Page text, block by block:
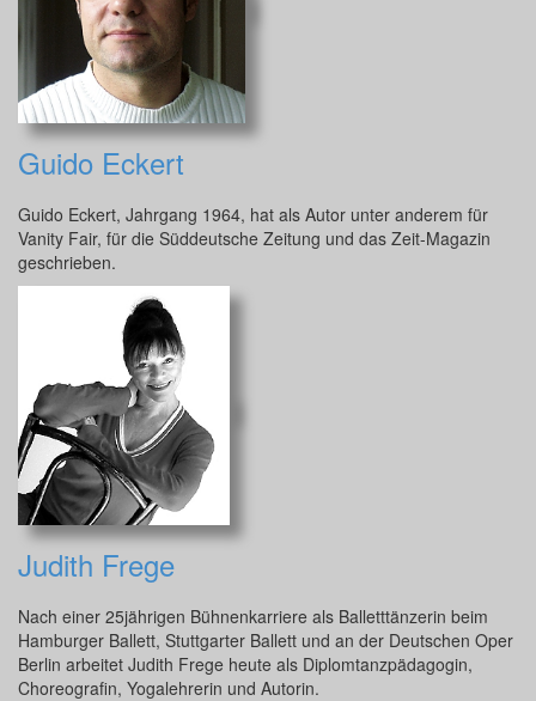
Guido Eckert
Guido Eckert, Jahrgang 1964, hat als Autor unter anderem für
Vanity Fair, für die Süddeutsche Zeitung und das Zeit-Magazin
geschrieben.
Judith Frege
Nach einer 25jährigen Bühnenkarriere als Balletttänzerin beim
Hamburger Ballett, Stuttgarter Ballett und an der Deutschen Oper
Berlin arbeitet Judith Frege heute als Diplomtanzpädagogin,
Choreografin, Yogalehrerin und Autorin.